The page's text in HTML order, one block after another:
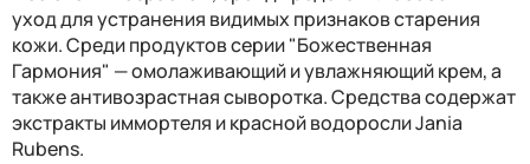
уход для устранения видимых признаков старения
кожи. Среди продуктов серии "Божественная
Гармония" — омолаживающий и увлажняющий крем, а
также антивозрастная сыворотка. Средства содержат
экстракты иммортеля и красной водоросли Jania
Rubens.